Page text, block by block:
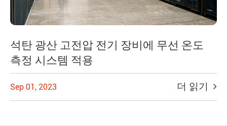
석탄 광산 고전압 전기 장비에 무선 온도
측정 시스템 적용
Sep 01, 2023 더 읽기